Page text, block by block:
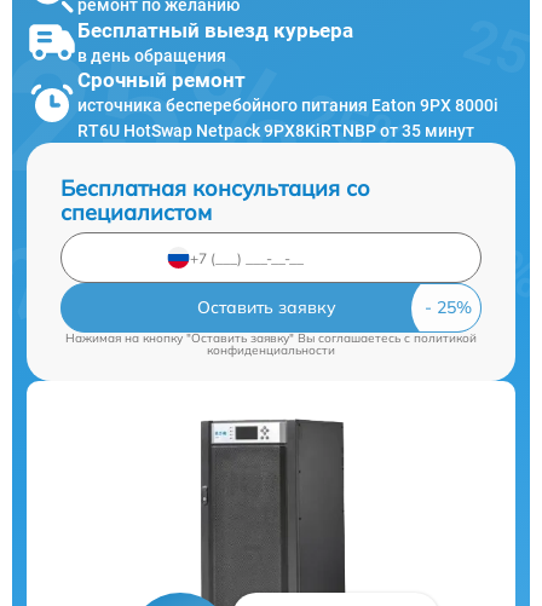
ремонт по желанию
Бесплатный выезд курьера
в день обращения
Срочный ремонт
источника бесперебойного питания Eaton 9PX 8000i
RT6U HotSwap Netpack 9PX8KiRTNBP от 35 минут
Бесплатная консультация со
специалистом
Оставить заявку
Нажимая на кнопку "Оставить заявку" Вы соглашаетесь cполитикой
конфиденциальности